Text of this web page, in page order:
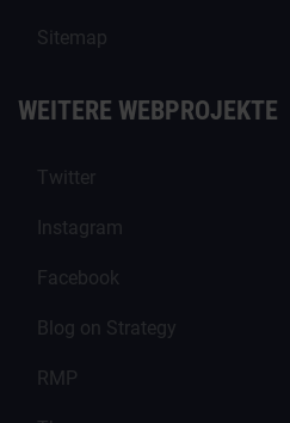
Sitemap
WEITERE WEBPROJEKTE
Twitter
Instagram
Facebook
Blog on Strategy
RMP